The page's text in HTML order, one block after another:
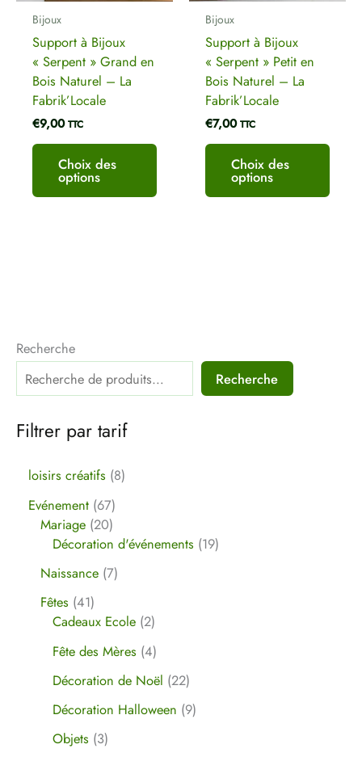
Recherche
Recherche
Filtrer par tarif
loisirs créatifs 8
Evénement 67
Mariage 20
Décoration d'événements 19
Naissance 7
Fêtes 41
Cadeaux Ecole 2
Fête des Mères 4
Décoration de Noël 22
Décoration Halloween 9
Objets 3
Bijoux
Support à Bijoux
« Serpent » Grand en
Bois Naturel – La
Fabrik’Locale
€9,00 TTC
Choix des
options
Bijoux
Support à Bijoux
« Serpent » Petit en
Bois Naturel – La
Fabrik’Locale
€7,00 TTC
Choix des
options